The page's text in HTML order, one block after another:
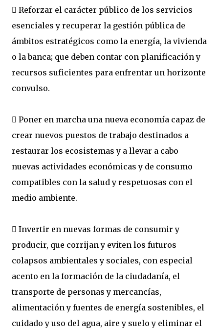
 Reforzar el carácter público de los servicios
esenciales y recuperar la gestión pública de
ámbitos estratégicos como la energía, la vivienda
o la banca; que deben contar con planificación y
recursos suficientes para enfrentar un horizonte
convulso.
 Poner en marcha una nueva economía capaz de
crear nuevos puestos de trabajo destinados a
restaurar los ecosistemas y a llevar a cabo
nuevas actividades económicas y de consumo
compatibles con la salud y respetuosas con el
medio ambiente.
 Invertir en nuevas formas de consumir y
producir, que corrijan y eviten los futuros
colapsos ambientales y sociales, con especial
acento en la formación de la ciudadanía, el
transporte de personas y mercancías,
alimentación y fuentes de energía sostenibles, el
cuidado y uso del agua, aire y suelo y eliminar el